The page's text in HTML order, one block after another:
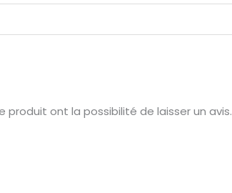
ont la possibilité de laisser un avis.